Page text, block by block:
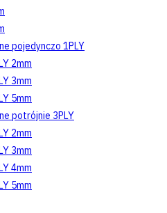
pojedynczo 1PLY
2mm
3mm
5mm
potrójnie 3PLY
2mm
3mm
4mm
5mm